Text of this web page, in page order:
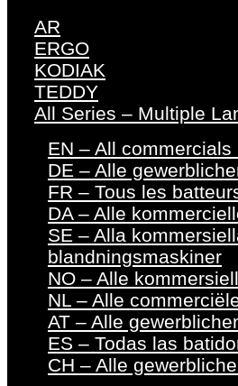
AR
ERGO
KODIAK
TEDDY
All Series – Multiple
EN – All commercials
DE – Alle
FR – Tous les
DA – Alle
SE – Alla
blandningsmaskiner
NO – Alle
NL – Alle
AT – Alle
ES – Todas las
CH – Alle